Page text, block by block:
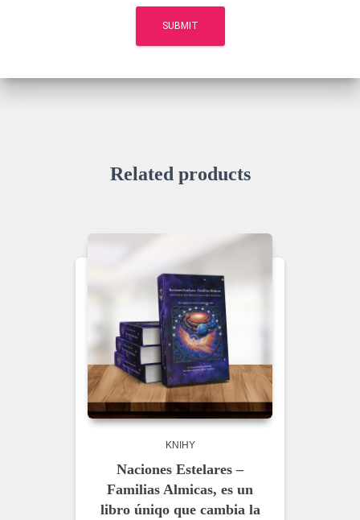
Related products
KNIHY
Naciones Estelares –
Familias Almicas, es un
libro úniqo que cambia la